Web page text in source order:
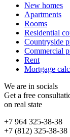
New homes
Apartments
Rooms
Residential
Countryside
Commercial
Rent
Mortgage
We are in socials
Get a free
on real state
+7 964 325-38-38
+7 (812) 325-38-38